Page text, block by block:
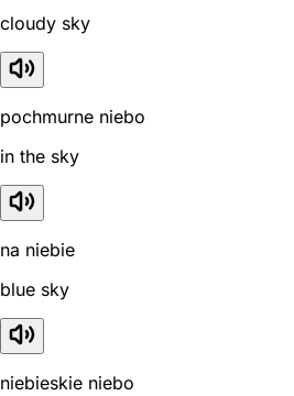
cloudy sky
pochmurne niebo
in the sky
na niebie
blue sky
niebieskie niebo